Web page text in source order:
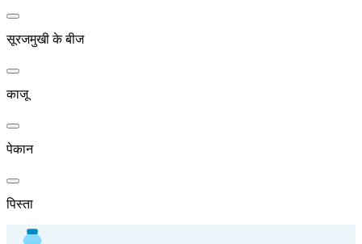
सूरजमुखी के बीज
काजू
पेकान
पिस्ता